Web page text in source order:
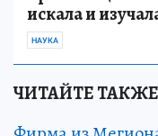
искала и
НАУКА
ЧИТАЙТЕ